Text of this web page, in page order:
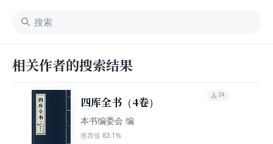
相关作者的搜索结果
四库全书（4卷）
本书编委会 编
推荐值 83.1%
24